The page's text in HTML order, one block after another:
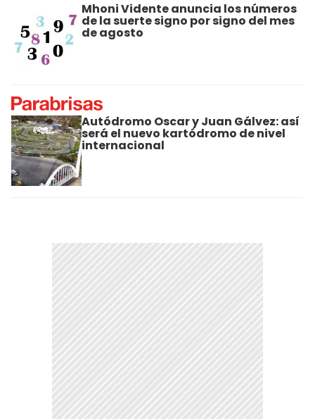
Mhoni Vidente anuncia los números
de la suerte signo por signo del mes
de agosto
Autódromo Oscar y Juan Gálvez: así
será el nuevo kartódromo de nivel
internacional